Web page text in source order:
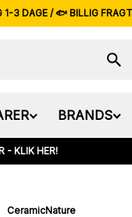
3 DAGE / 🐟 BILLIG
BRANDS
- KLIK HER!
CeramicNature